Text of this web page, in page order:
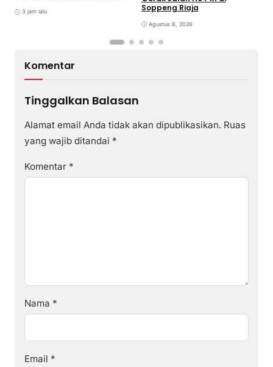
3 jam lalu
Soppeng Riaja
Agustus 8, 2026
Komentar
Tinggalkan Balasan
Alamat email Anda tidak akan dipublikasikan. Ruas
yang wajib ditandai *
Komentar *
Nama *
Email *